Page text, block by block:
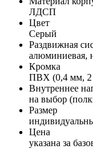
ЛДСП
Цвет
Серый
Раздвижная
алюминиевая,
Кромка
ПВХ (0,4 мм,
Внутреннее
на выбор
Размер
Цена
указана за